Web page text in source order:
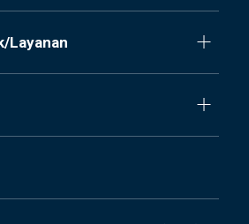
Layanan